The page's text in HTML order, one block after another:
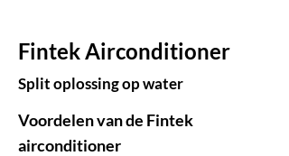
Fintek Airconditioner
Split oplossing op water
Voordelen van de Fintek
airconditioner